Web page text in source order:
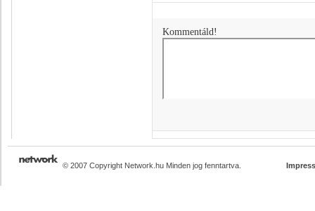
Kommentáld!
© 2007 Copyright Network.hu Minden jog fenntartva.